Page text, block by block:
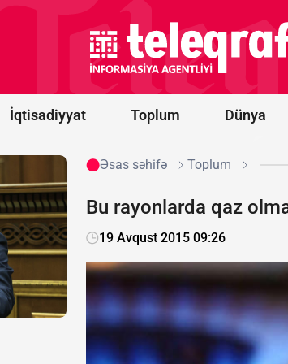
İqtisadiyyat Toplum Dünya
ildırım
vurması
nəticəsində
ölənlərin
sayı 20-yə
Əsas səhifə Toplum
Bu rayonlarda qaz
19 Avqust 2015 09:26